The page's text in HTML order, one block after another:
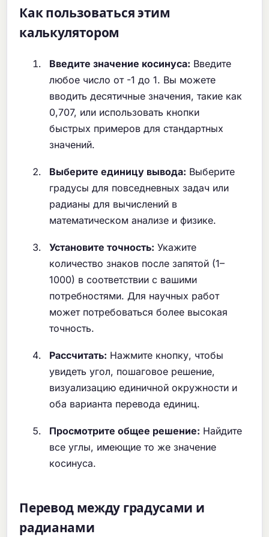
Как пользоваться этим
калькулятором
Введите значение косинуса: Введите
любое число от -1 до 1. Вы можете
вводить десятичные значения, такие как
0,707, или использовать кнопки
быстрых примеров для стандартных
значений.
Выберите единицу вывода: Выберите
градусы для повседневных задач или
радианы для вычислений в
математическом анализе и физике.
Установите точность: Укажите
количество знаков после запятой (1–
1000) в соответствии с вашими
потребностями. Для научных работ
может потребоваться более высокая
точность.
Рассчитать: Нажмите кнопку, чтобы
увидеть угол, пошаговое решение,
визуализацию единичной окружности и
оба варианта перевода единиц.
Просмотрите общее решение: Найдите
все углы, имеющие то же значение
косинуса.
Перевод между градусами и
радианами